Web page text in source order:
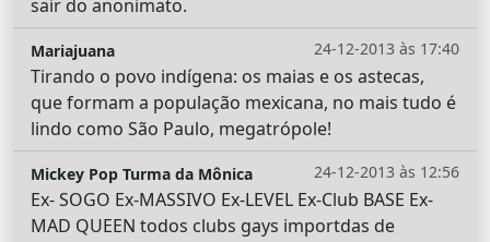
sair do anonimato.
24-12-2013 às 17:40
Mariajuana
Tirando o povo indígena: os maias e os astecas,
que formam a população mexicana, no mais tudo é
lindo como São Paulo, megatrópole!
24-12-2013 às 12:56
Mickey Pop Turma da Mônica
Ex- SOGO Ex-MASSIVO Ex-LEVEL Ex-Club BASE Ex-
MAD QUEEN todos clubs gays importdas de